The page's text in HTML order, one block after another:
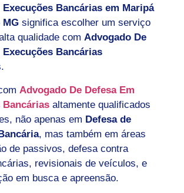
Execuções Bancárias em Maripá
MG significa escolher um serviço
qualidade com Advogado De
Execuções Bancárias
Advogado De Defesa Em
Bancárias altamente qualificados
não apenas em Defesa de
, mas também em áreas
de passivos, defesa contra
revisionais de veículos, e
em busca e apreensão.